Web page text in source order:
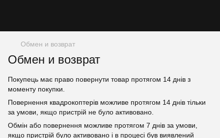
Обмен и возврат
Обмен и возврат
Покупець має право повернути товар протягом 14 днів з
моменту покупки.
Повернення квадрокоптерів можливе протягом 14 днів тільки
за умови, якщо пристрій не було активовано.
Обмін або повернення можливе протягом 7 днів за умови,
якщо пристрій було активовано і в процесі був виявлений